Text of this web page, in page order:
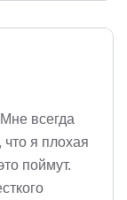
всегда
что я плохая
поймут.